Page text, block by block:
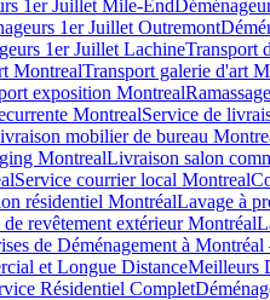
1er Juillet Mile-End
1er Juillet Outremont
1er Juillet LachineTransport
MontrealTransport galerie d'art
exposition Montreal
MontrealService de
mobilier de bureau
MontrealLivraison salon
Service courrier local Montreal
résidentiel MontréalLavage à
revêtement extérieur Montréal
de Déménagement à
et Longue DistanceMeilleurs
Résidentiel Complet